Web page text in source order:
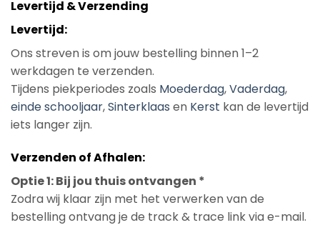
Levertijd & Verzending
Levertijd:
Ons streven is om jouw bestelling binnen 1–2
werkdagen te verzenden.
Tijdens piekperiodes zoals Moederdag,Vaderdag,
einde schooljaar,Sinterklaas en Kerst kan de levertijd
iets langer zijn.
Verzenden of Afhalen:
Optie 1: Bij jou thuis ontvangen *
Zodra wij klaar zijn met het verwerken van de
bestelling ontvang je de track & trace link via e-mail.